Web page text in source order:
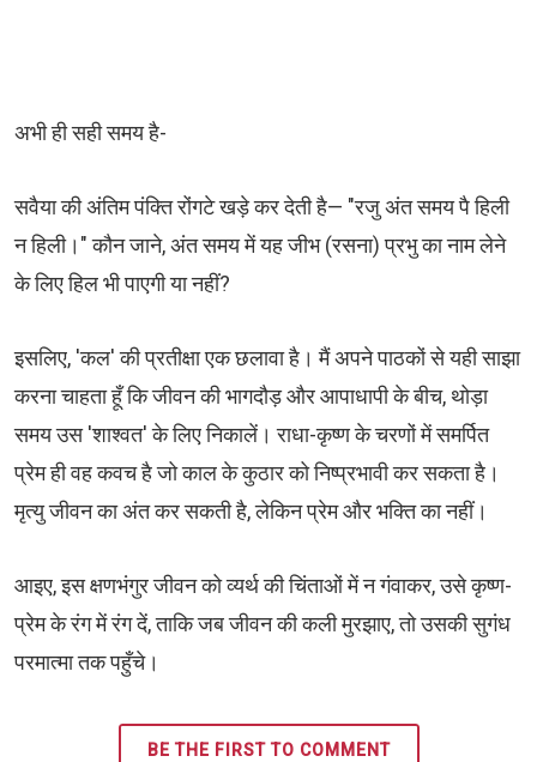
अभी ही सही समय है-
सवैया की अंतिम पंक्ति रोंगटे खड़े कर देती है— "रजु अंत समय पै हिली
न हिली।" कौन जाने, अंत समय में यह जीभ (रसना) प्रभु का नाम लेने
के लिए हिल भी पाएगी या नहीं?
​इसलिए, 'कल' की प्रतीक्षा एक छलावा है। मैं अपने पाठकों से यही साझा
करना चाहता हूँ कि जीवन की भागदौड़ और आपाधापी के बीच, थोड़ा
समय उस 'शाश्वत' के लिए निकालें। राधा-कृष्ण के चरणों में समर्पित
प्रेम ही वह कवच है जो काल के कुठार को निष्प्रभावी कर सकता है।
मृत्यु जीवन का अंत कर सकती है, लेकिन प्रेम और भक्ति का नहीं।
​आइए, इस क्षणभंगुर जीवन को व्यर्थ की चिंताओं में न गंवाकर, उसे कृष्ण-
प्रेम के रंग में रंग दें, ताकि जब जीवन की कली मुरझाए, तो उसकी सुगंध
परमात्मा तक पहुँचे।
BE THE FIRST TO COMMENT